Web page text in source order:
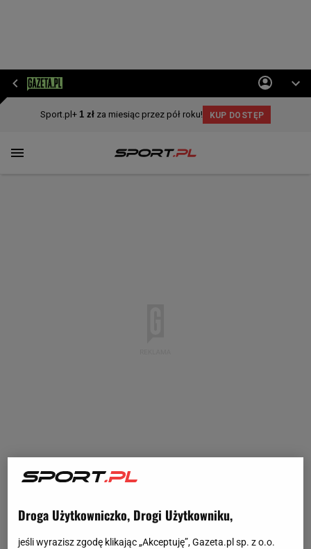
Droga Użytkowniczko, Drogi Użytkowniku,
jeśli wyrazisz zgodę klikając „Akceptuję”, Gazeta.pl sp. z o.o.